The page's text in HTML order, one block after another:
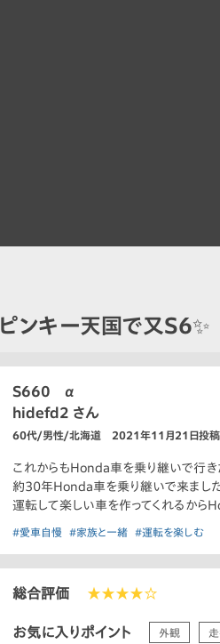
ピンキー天国で又S6✨
S660 α
hidefd2 さん
60代/男性/北海道 2021年11月21日投稿
これからもHonda車を乗り継いで行き
約30年Honda車を乗り継いで来まし
運転して楽しい車を作ってくれるから
#愛車自慢 #家族と一緒 #運転を楽しむ
総合評価 ★★★★☆
お気に入りポイント 外観